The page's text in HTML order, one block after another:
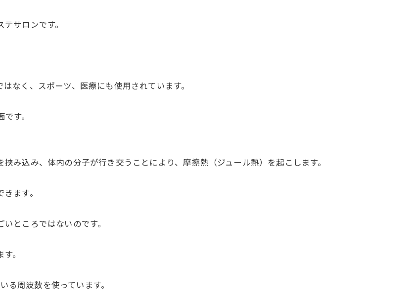
サロンです。
なく、スポーツ、医療にも使用されています。
す。
み込み、体内の分子が行き交うことにより、摩擦熱（ジュール熱）を起こします。
ます。
ところではないのです。
。
る周波数を使っています。